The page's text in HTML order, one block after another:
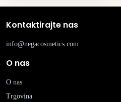
O nas
O nas
Trgovina
Kontaktirajte nas
info@negacosmetics.com